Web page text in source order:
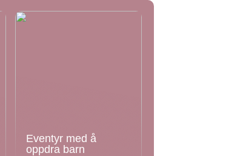
Eventyr med å
oppdra barn